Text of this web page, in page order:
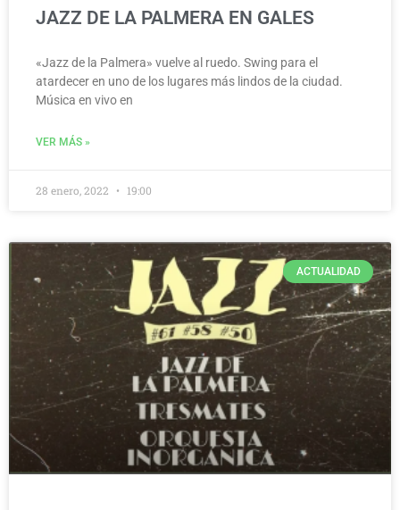
JAZZ DE LA PALMERA EN GALES
«Jazz de la Palmera» vuelve al ruedo. Swing para el
atardecer en uno de los lugares más lindos de la ciudad.
Música en vivo en
VER MÁS »
28 enero, 2022 19:00
ACTUALIDAD